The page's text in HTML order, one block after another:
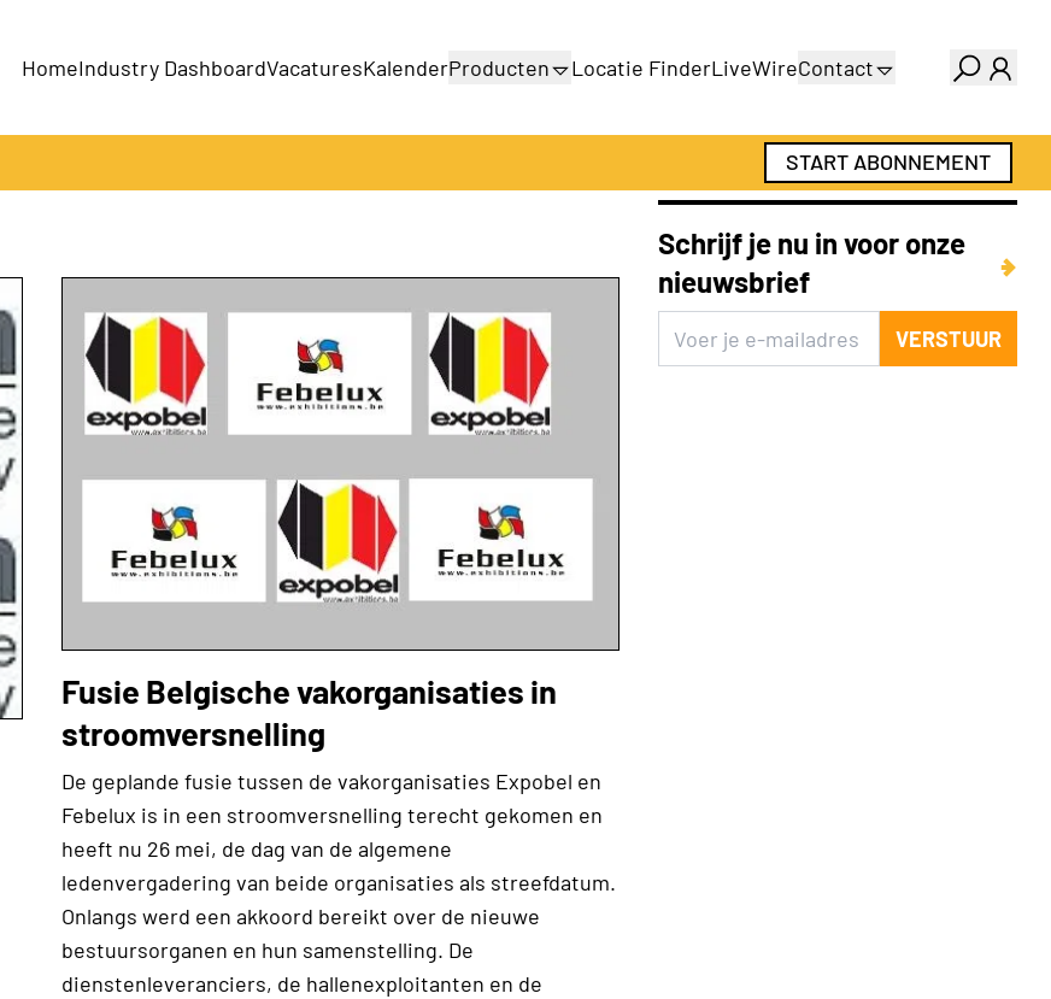
HomeIndustry DashboardVacaturesKalenderProducten
Productengids
Locatie FinderLiveWireContact
Adverteren
Abonnementen
START ABONNEMENT
Fusie Belgische vakorganisaties in
stroomversnelling
De geplande fusie tussen de vakorganisaties Expobel en
Febelux is in een stroomversnelling terecht gekomen en
heeft nu 26 mei, de dag van de algemene
ledenvergadering van beide organisaties als streefdatum.
Onlangs werd een akkoord bereikt over de nieuwe
bestuursorganen en hun samenstelling. De
dienstenleveranciers, de hallenexploitanten en de
Schrijf je nu in voor onze
nieuwsbrief
VERSTUUR